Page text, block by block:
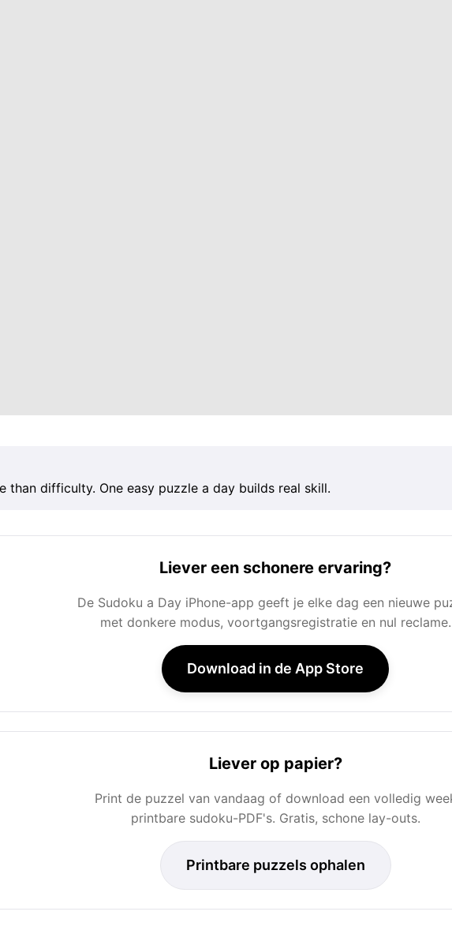
than difficulty. One easy puzzle a day builds real skill.
Liever een schonere ervaring?
De Sudoku a Day iPhone-app geeft je elke dag een nieuwe
met donkere modus, voortgangsregistratie en nul reclame.
Download in de App Store
Liever op papier?
Print de puzzel van vandaag of download een volledig
printbare sudoku-PDF's. Gratis, schone lay-outs.
Printbare puzzels ophalen